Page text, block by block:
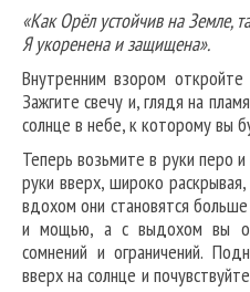
«Как Орёл устойчив на Земле,
Я укоренена и защищена».
Внутренним взором
Зажгите свечу и, глядя на
солнце в небе, к которому вы
Теперь возьмите в руки перо
руки вверх, широко
вдохом они становятся
и мощью, а с выдохом вы
сомнений и ограничений.
вверх на солнце и